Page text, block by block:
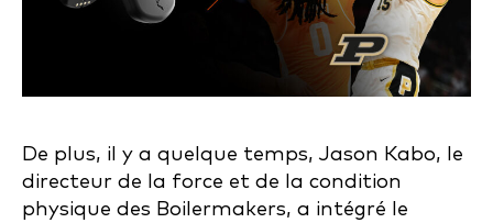
De plus, il y a quelque temps, Jason Kabo, le
directeur de la force et de la condition
physique des Boilermakers, a intégré le